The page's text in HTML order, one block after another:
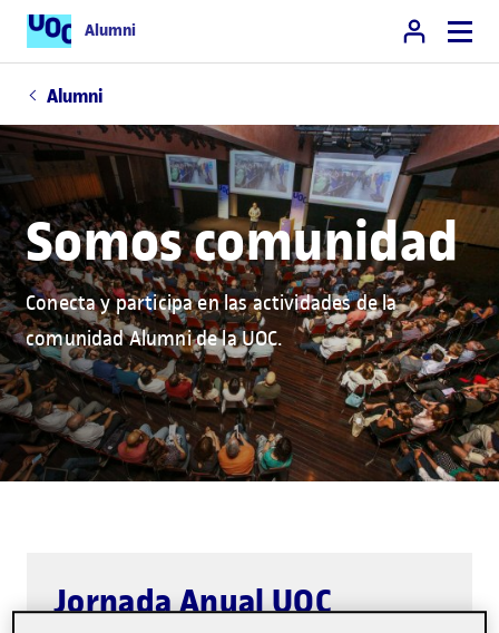
Alumni
Alumni
Somos comunidad
Conecta y participa en las actividades de la
comunidad Alumni de la UOC.
Jornada Anual UOC